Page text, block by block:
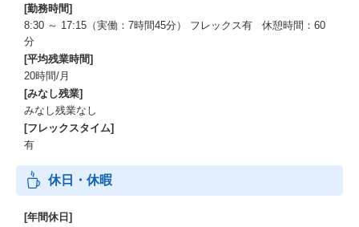
[勤務時間]
8:30 ～ 17:15（実働：7時間45分） フレックス有 休憩時間：60
分
[平均残業時間]
20時間/月
[みなし残業]
みなし残業なし
[フレックスタイム]
有
休日・休暇
[年間休日]